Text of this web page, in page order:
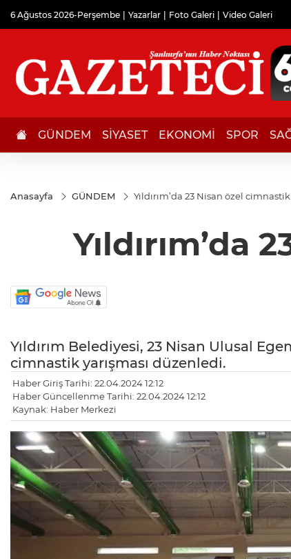
6 Ağustos 2026-Perşembe Yazarlar Foto Galeri Video Galeri
GÜNDEM SİYASET EKONOMİ SPOR
Anasayfa GÜNDEM Yıldırım’da 23 Nisan özel
Yıldırım’da
Yıldırım Belediyesi, 23 Nisan Ulusal
cimnastik yarışması düzenledi.
Haber Giriş Tarihi: 22.04.2024 12:12
Haber Güncellenme Tarihi: 22.04.2024 12:12
Kaynak: Haber Merkezi